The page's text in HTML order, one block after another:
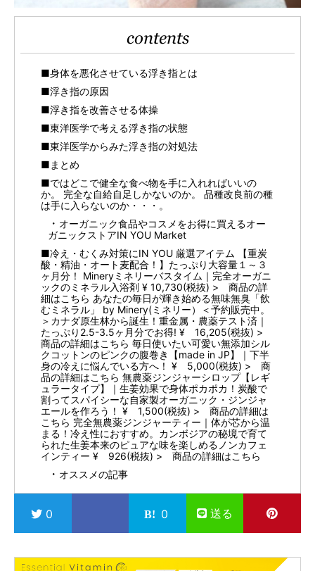
contents
■身体を悪化させている浮き指とは
■浮き指の原因
■浮き指を改善させる体操
■東洋医学で考える浮き指の状態
■東洋医学からみた浮き指の対処法
■まとめ
■ではどこで健全な食べ物を手に入れればいいの
か。 完全な自給自足しかないのか。 品種改良前の種
は手に入らないのか・・・。
オーガニック食品やコスメをお得に買えるオー
ガニックストアIN YOU Market
■冷え・むくみ対策にIN YOU 厳選アイテム 【重炭
酸・精油・オート麦配合！】たっぷり大容量１～３
ヶ月分！ Mineryミネリーバスタイム｜完全オーガニ
ックのミネラル入浴剤 ¥ 10,730(税抜) > 商品の詳
細はこちら あなたの毎日が輝き始める無味無臭「飲
むミネラル」 by Minery(ミネリー）＜予約販売中。
＞カナダ原生林から誕生！重金属・農薬テスト済｜
たっぷり2.5-3.5ヶ月分でお得! ¥ 16,205(税抜) >
商品の詳細はこちら 毎日使いたい可愛い無添加シル
クコットンのピンクの腹巻き【made in JP】｜下半
身の冷えに悩んでいる方へ！ ¥ 5,000(税抜) > 商
品の詳細はこちら 無農薬ジンジャーシロップ【レギ
ュラータイプ】｜生姜効果で身体ポカポカ！炭酸で
割ってスパイシーな自家製オーガニック・ジンジャ
エールを作ろう！ ¥ 1,500(税抜) > 商品の詳細は
こちら 完全無農薬ジンジャーティー｜体が芯から温
まる！冷え性におすすめ。カンボジアの秘境で育て
られた生姜本来のピュアな味を楽しめるノンカフェ
インティー ¥ 926(税抜) > 商品の詳細はこちら
オススメの記事
0 0 送る